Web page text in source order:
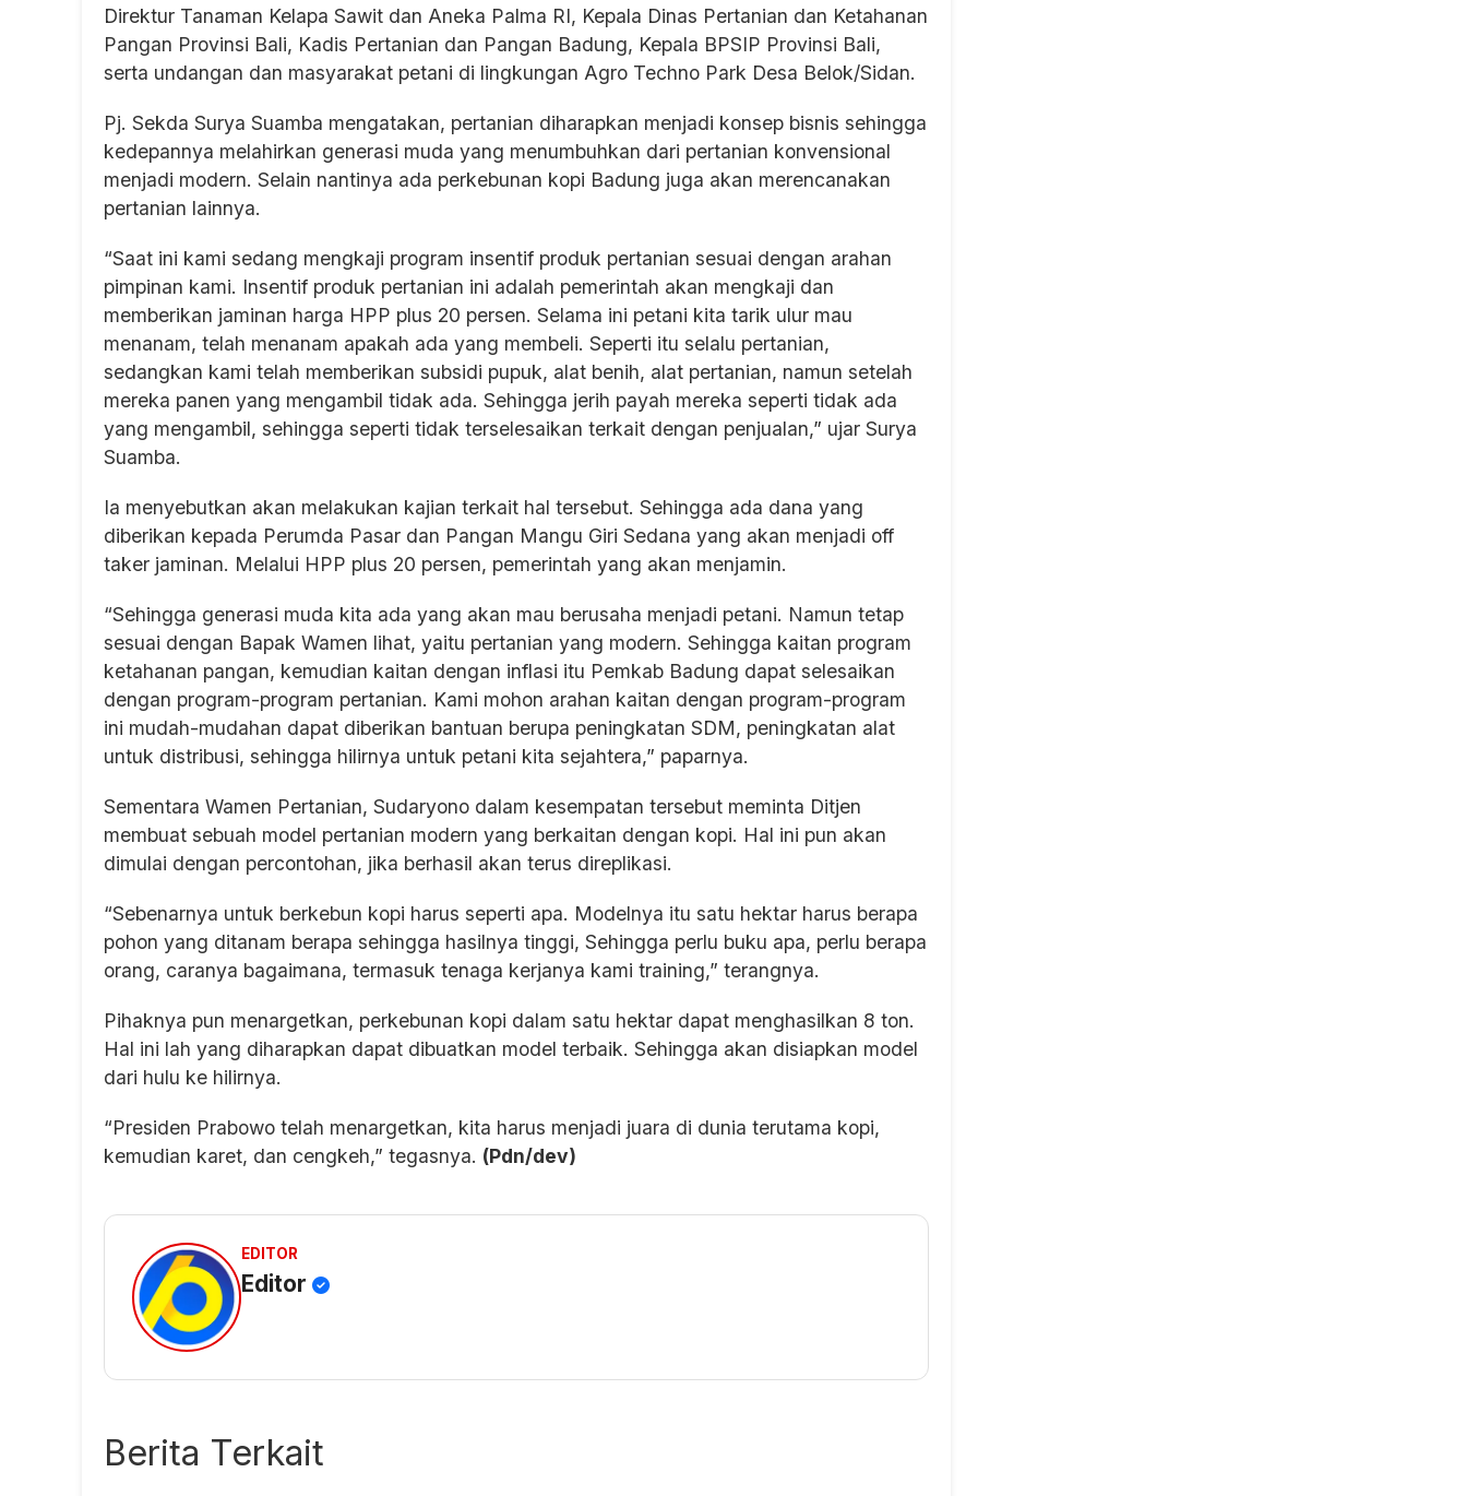
Direktur Tanaman Kelapa Sawit dan Aneka Palma RI, Kepala Dinas Pertanian dan Ketahanan
Pangan Provinsi Bali, Kadis Pertanian dan Pangan Badung, Kepala BPSIP Provinsi Bali,
serta undangan dan masyarakat petani di lingkungan Agro Techno Park Desa Belok/Sidan.
Pj. Sekda Surya Suamba mengatakan, pertanian diharapkan menjadi konsep bisnis sehingga
kedepannya melahirkan generasi muda yang menumbuhkan dari pertanian konvensional
menjadi modern. Selain nantinya ada perkebunan kopi Badung juga akan merencanakan
pertanian lainnya.
“Saat ini kami sedang mengkaji program insentif produk pertanian sesuai dengan arahan
pimpinan kami. Insentif produk pertanian ini adalah pemerintah akan mengkaji dan
memberikan jaminan harga HPP plus 20 persen. Selama ini petani kita tarik ulur mau
menanam, telah menanam apakah ada yang membeli. Seperti itu selalu pertanian,
sedangkan kami telah memberikan subsidi pupuk, alat benih, alat pertanian, namun setelah
mereka panen yang mengambil tidak ada. Sehingga jerih payah mereka seperti tidak ada
yang mengambil, sehingga seperti tidak terselesaikan terkait dengan penjualan,” ujar Surya
Suamba.
Ia menyebutkan akan melakukan kajian terkait hal tersebut. Sehingga ada dana yang
diberikan kepada Perumda Pasar dan Pangan Mangu Giri Sedana yang akan menjadi off
taker jaminan. Melalui HPP plus 20 persen, pemerintah yang akan menjamin.
“Sehingga generasi muda kita ada yang akan mau berusaha menjadi petani. Namun tetap
sesuai dengan Bapak Wamen lihat, yaitu pertanian yang modern. Sehingga kaitan program
ketahanan pangan, kemudian kaitan dengan inflasi itu Pemkab Badung dapat selesaikan
dengan program-program pertanian. Kami mohon arahan kaitan dengan program-program
ini mudah-mudahan dapat diberikan bantuan berupa peningkatan SDM, peningkatan alat
untuk distribusi, sehingga hilirnya untuk petani kita sejahtera,” paparnya.
Sementara Wamen Pertanian, Sudaryono dalam kesempatan tersebut meminta Ditjen
membuat sebuah model pertanian modern yang berkaitan dengan kopi. Hal ini pun akan
dimulai dengan percontohan, jika berhasil akan terus direplikasi.
“Sebenarnya untuk berkebun kopi harus seperti apa. Modelnya itu satu hektar harus berapa
pohon yang ditanam berapa sehingga hasilnya tinggi, Sehingga perlu buku apa, perlu berapa
orang, caranya bagaimana, termasuk tenaga kerjanya kami training,” terangnya.
Pihaknya pun menargetkan, perkebunan kopi dalam satu hektar dapat menghasilkan 8 ton.
Hal ini lah yang diharapkan dapat dibuatkan model terbaik. Sehingga akan disiapkan model
dari hulu ke hilirnya.
“Presiden Prabowo telah menargetkan, kita harus menjadi juara di dunia terutama kopi,
kemudian karet, dan cengkeh,” tegasnya. (Pdn/dev)
EDITOR
Editor
Berita Terkait